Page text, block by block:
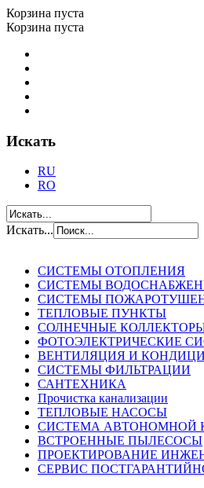
Корзина пуста
Корзина пуста
Искать
RU
RO
Искать...
СИСТЕМЫ ОТОПЛЕНИЯ
СИСТЕМЫ
СИСТЕМЫ
ТЕПЛОВЫЕ ПУНКТЫ
СОЛНЕЧНЫЕ
ФОТОЭЛЕКТРИЧЕСКИЕ
ВЕНТИЛЯЦИЯ И
СИСТЕМЫ ФИЛЬТРАЦИИ
САНТЕХНИКА
Прочистка канализации
ТЕПЛОВЫЕ НАСОСЫ
СИСТЕМА АВТОНОМНОЙ
ВСТРОЕННЫЕ ПЫЛЕСОСЫ
ПРОЕКТИРОВАНИЕ
СЕРВИС